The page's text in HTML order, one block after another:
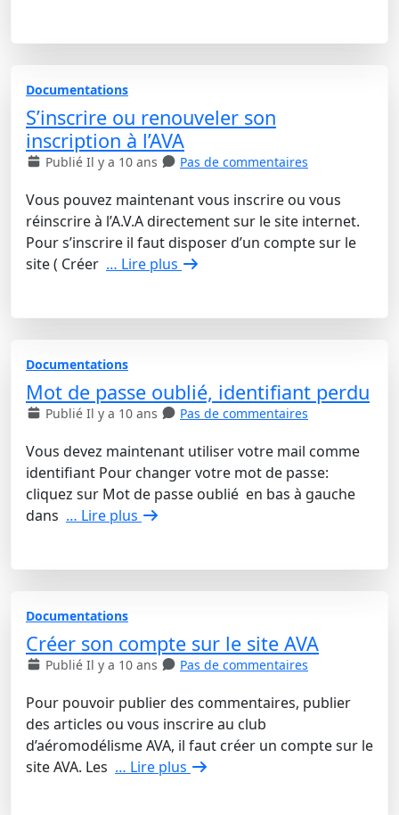
Documentations
S’inscrire ou renouveler son
inscription à l’AVA
Publié Il y a 10 ans Pas de commentaires
Vous pouvez maintenant vous inscrire ou vous
réinscrire à l’A.V.A directement sur le site internet.
Pour s’inscrire il faut disposer d’un compte sur le
site ( Créer … Lire plus
Documentations
Mot de passe oublié, identifiant perdu
Publié Il y a 10 ans Pas de commentaires
Vous devez maintenant utiliser votre mail comme
identifiant Pour changer votre mot de passe:
cliquez sur Mot de passe oublié en bas à gauche
dans … Lire plus
Documentations
Créer son compte sur le site AVA
Publié Il y a 10 ans Pas de commentaires
Pour pouvoir publier des commentaires, publier
des articles ou vous inscrire au club
d’aéromodélisme AVA, il faut créer un compte sur le
site AVA. Les … Lire plus